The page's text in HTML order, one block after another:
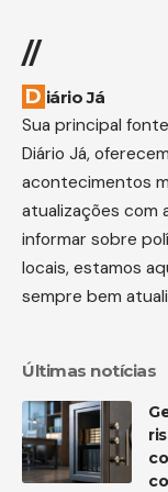
//
Diário Já
Sua principal
Diário Já,
acontecimentos
atualizações com
informar sobre
locais, estamos
sempre bem
Últimas notícias